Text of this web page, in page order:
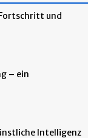
und
– ein
Intelligenz